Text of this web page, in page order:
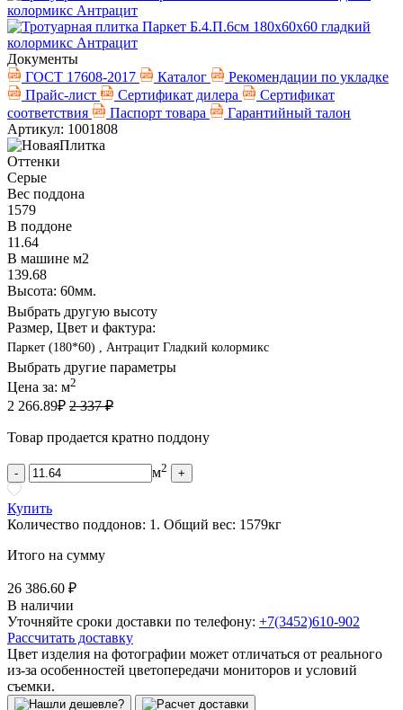
Документы
ГОСТ 17608-2017
Каталог
Рекомендации по укладке
Прайс-лист
Сертификат дилера
Сертификат
соответствия
Паспорт товара
Гарантийный талон
Артикул: 1001808
Оттенки
Серые
Вес поддона
1579
В поддоне
11.64
В машине м2
139.68
Высота: 60мм.
Выбрать другую высоту
Размер, Цвет и фактура:
Паркет (180*60) , Антрацит Гладкий колормикс
Выбрать другие параметры
Цена за: м2
2 266.89₽ 2 337 ₽
Товар продается кратно поддону
- м2 +
Купить
Количество поддонов: 1 . Общий вес: 1579кг
Итого на сумму
26 386.60 ₽
В наличии
Уточняйте сроки доставки по телефону: +7(3452)610-902
Рассчитать доставку
Цвет изделия на фотографии может отличаться от реального
из-за особенностей цветопередачи мониторов и условий
съемки.